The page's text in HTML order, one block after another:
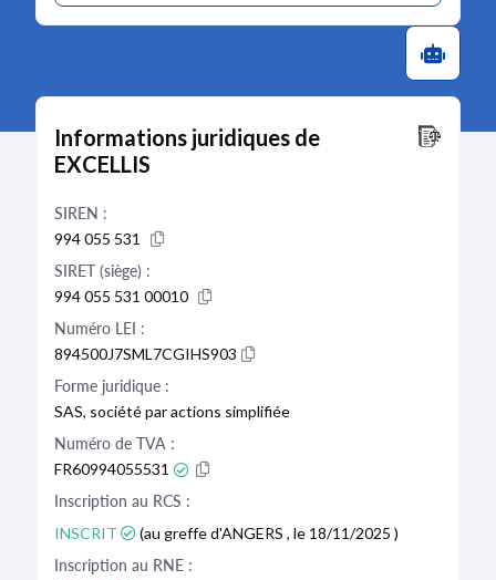
Informations juridiques de
EXCELLIS
SIREN :
994 055 531
SIRET (siège) :
994 055 531 00010
Numéro LEI :
894500J7SML7CGIHS903
Forme juridique :
SAS, société par actions simplifiée
Numéro de TVA :
FR60994055531
Inscription au RCS :
INSCRIT
(au greffe d'ANGERS , le 18/11/2025 )
Inscription au RNE :